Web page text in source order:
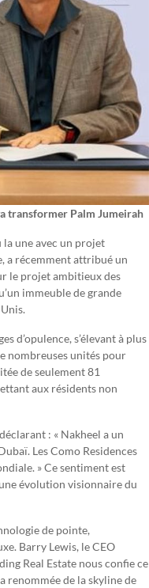
transformer Palm Jumeirah
la une avec un projet
a récemment attribué un
le projet ambitieux des
immeuble de grande
d’opulence, s’élevant à plus
nombreuses unités pour
de seulement 81
aux résidents non
: « Nakheel a un
Les Como Residences
» Ce sentiment est
évolution visionnaire du
de pointe,
Barry Lewis, le CEO
Real Estate nous confie ce
renommée de la skyline de